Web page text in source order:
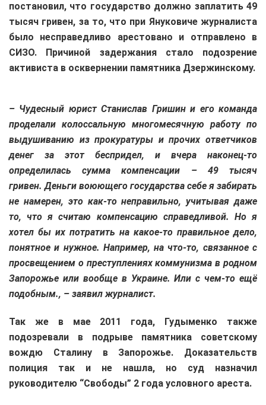
постановил, что государство должно заплатить 49
тысяч гривен, за то, что при Януковиче журналиста
было несправедливо арестовано и отправлено в
СИЗО. Причиной задержания стало подозрение
активиста в осквернении памятника Дзержинскому.
– Чудесный юрист Станислав Гришин и его команда
проделали колоссальную многомесячную работу по
выдушиванию из прокуратуры и прочих ответчиков
денег за этот беспридел, и вчера наконец-то
определилась сумма компенсации – 49 тысяч
гривен. Деньги воюющего государства себе я забирать
не намерен, это как-то неправильно, учитывая даже
то, что я считаю компенсацию справедливой. Но я
хотел бы их потратить на какое-то правильное дело,
понятное и нужное. Например, на что-то, связанное с
просвещением о преступлениях коммунизма в родном
Запорожье или вообще в Украине. Или с чем-то ещё
подобным., – заявил журналист.
Так же в мае 2011 года, Гудыменко также
подозревали в подрыве памятника советскому
вождю Сталину в Запорожье. Доказательств
полиция так и не нашла, но суд назначил
руководителю “Свободы” 2 года условного ареста.